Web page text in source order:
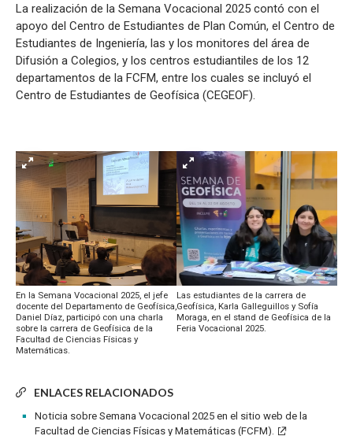
En la Semana Vocacional 2025, el jefe
docente del Departamento de Geofísica,
Daniel Díaz, participó con una charla
sobre la carrera de Geofísica de la
Facultad de Ciencias Físicas y
Matemáticas.
Las estudiantes de la carrera de
Geofísica, Karla Galleguillos y Sofía
Moraga, en el stand de Geofísica de la
Feria Vocacional 2025.
ENLACES RELACIONADOS
Noticia sobre Semana Vocacional 2025 en el sitio web de la
Facultad de Ciencias Físicas y Matemáticas (FCFM).
La realización de la Semana Vocacional 2025 contó con el
apoyo del Centro de Estudiantes de Plan Común, el Centro de
Estudiantes de Ingeniería, las y los monitores del área de
Difusión a Colegios, y los centros estudiantiles de los 12
departamentos de la FCFM, entre los cuales se incluyó el
Centro de Estudiantes de Geofísica (CEGEOF).